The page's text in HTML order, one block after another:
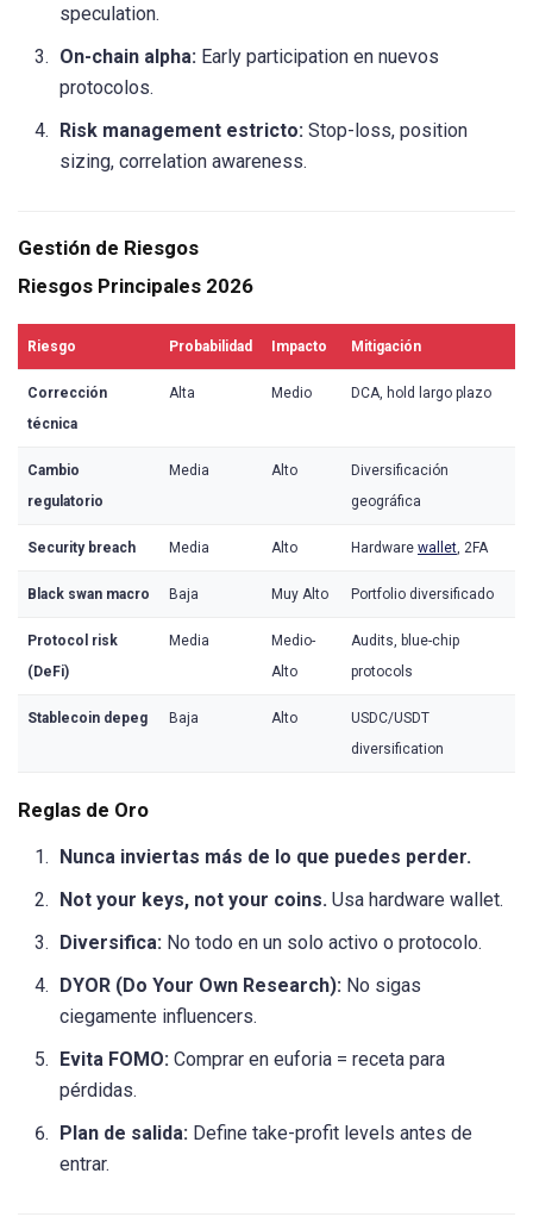
speculation.
On-chain alpha: Early participation en nuevos
protocolos.
Risk management estricto: Stop-loss, position
sizing, correlation awareness.
Gestión de Riesgos
Riesgos Principales 2026
Riesgo Probabilidad Impacto Mitigación
Corrección
técnica
Alta Medio DCA, hold largo plazo
Cambio
regulatorio
Media Alto
Diversificación
geográfica
Security breach Media Alto Hardware wallet , 2FA
Black swan macro Baja Muy Alto Portfolio diversificado
Protocol risk
(DeFi)
Media
Medio-
Alto
Audits, blue-chip
protocols
Stablecoin depeg Baja Alto
USDC/USDT
diversification
Reglas de Oro
Nunca inviertas más de lo que puedes perder.
Not your keys, not your coins. Usa hardware wallet.
Diversifica: No todo en un solo activo o protocolo.
DYOR (Do Your Own Research): No sigas
ciegamente influencers.
Evita FOMO: Comprar en euforia = receta para
pérdidas.
Plan de salida: Define take-profit levels antes de
entrar.